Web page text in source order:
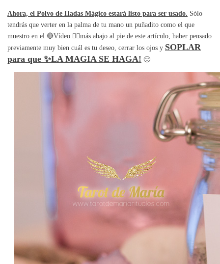
Ahora, el Polvo de Hadas Mágico estará listo para ser usado. Sólo
tendrás que verter en la palma de tu mano un puñadito como el que
muestro en el 🔴Vídeo 👇🏼más abajo al pie de este artículo, haber pensado
previamente muy bien cuál es tu deseo, cerrar los ojos y SOPLAR
para que ✨LA MAGIA SE HAGA! 🙂